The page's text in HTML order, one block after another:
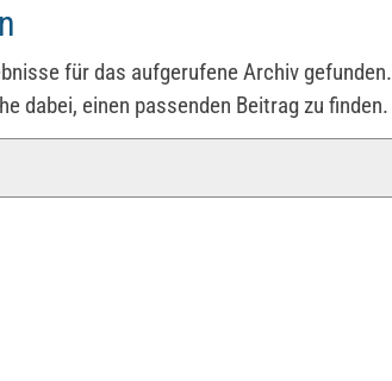
für das aufgerufene Archiv gefunden.
dabei, einen passenden Beitrag zu finden.